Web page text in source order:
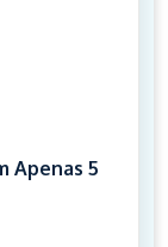
Apenas 5